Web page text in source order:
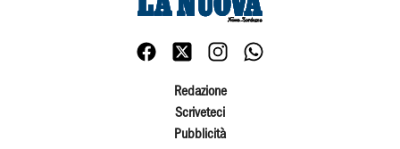
Redazione
Scriveteci
Pubblicità